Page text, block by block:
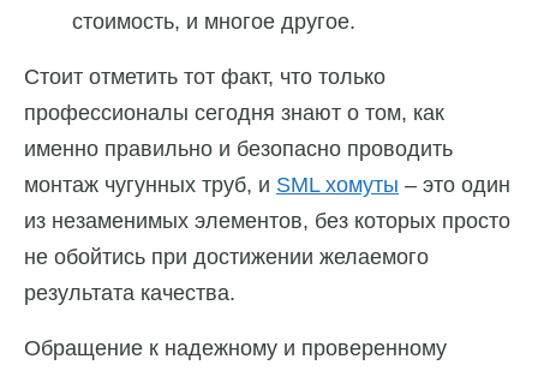
стоимость, и многое другое.
Стоит отметить тот факт, что только
профессионалы сегодня знают о том, как
именно правильно и безопасно проводить
монтаж чугунных труб, и SML хомуты – это один
из незаменимых элементов, без которых просто
не обойтись при достижении желаемого
результата качества.
Обращение к надежному и проверенному